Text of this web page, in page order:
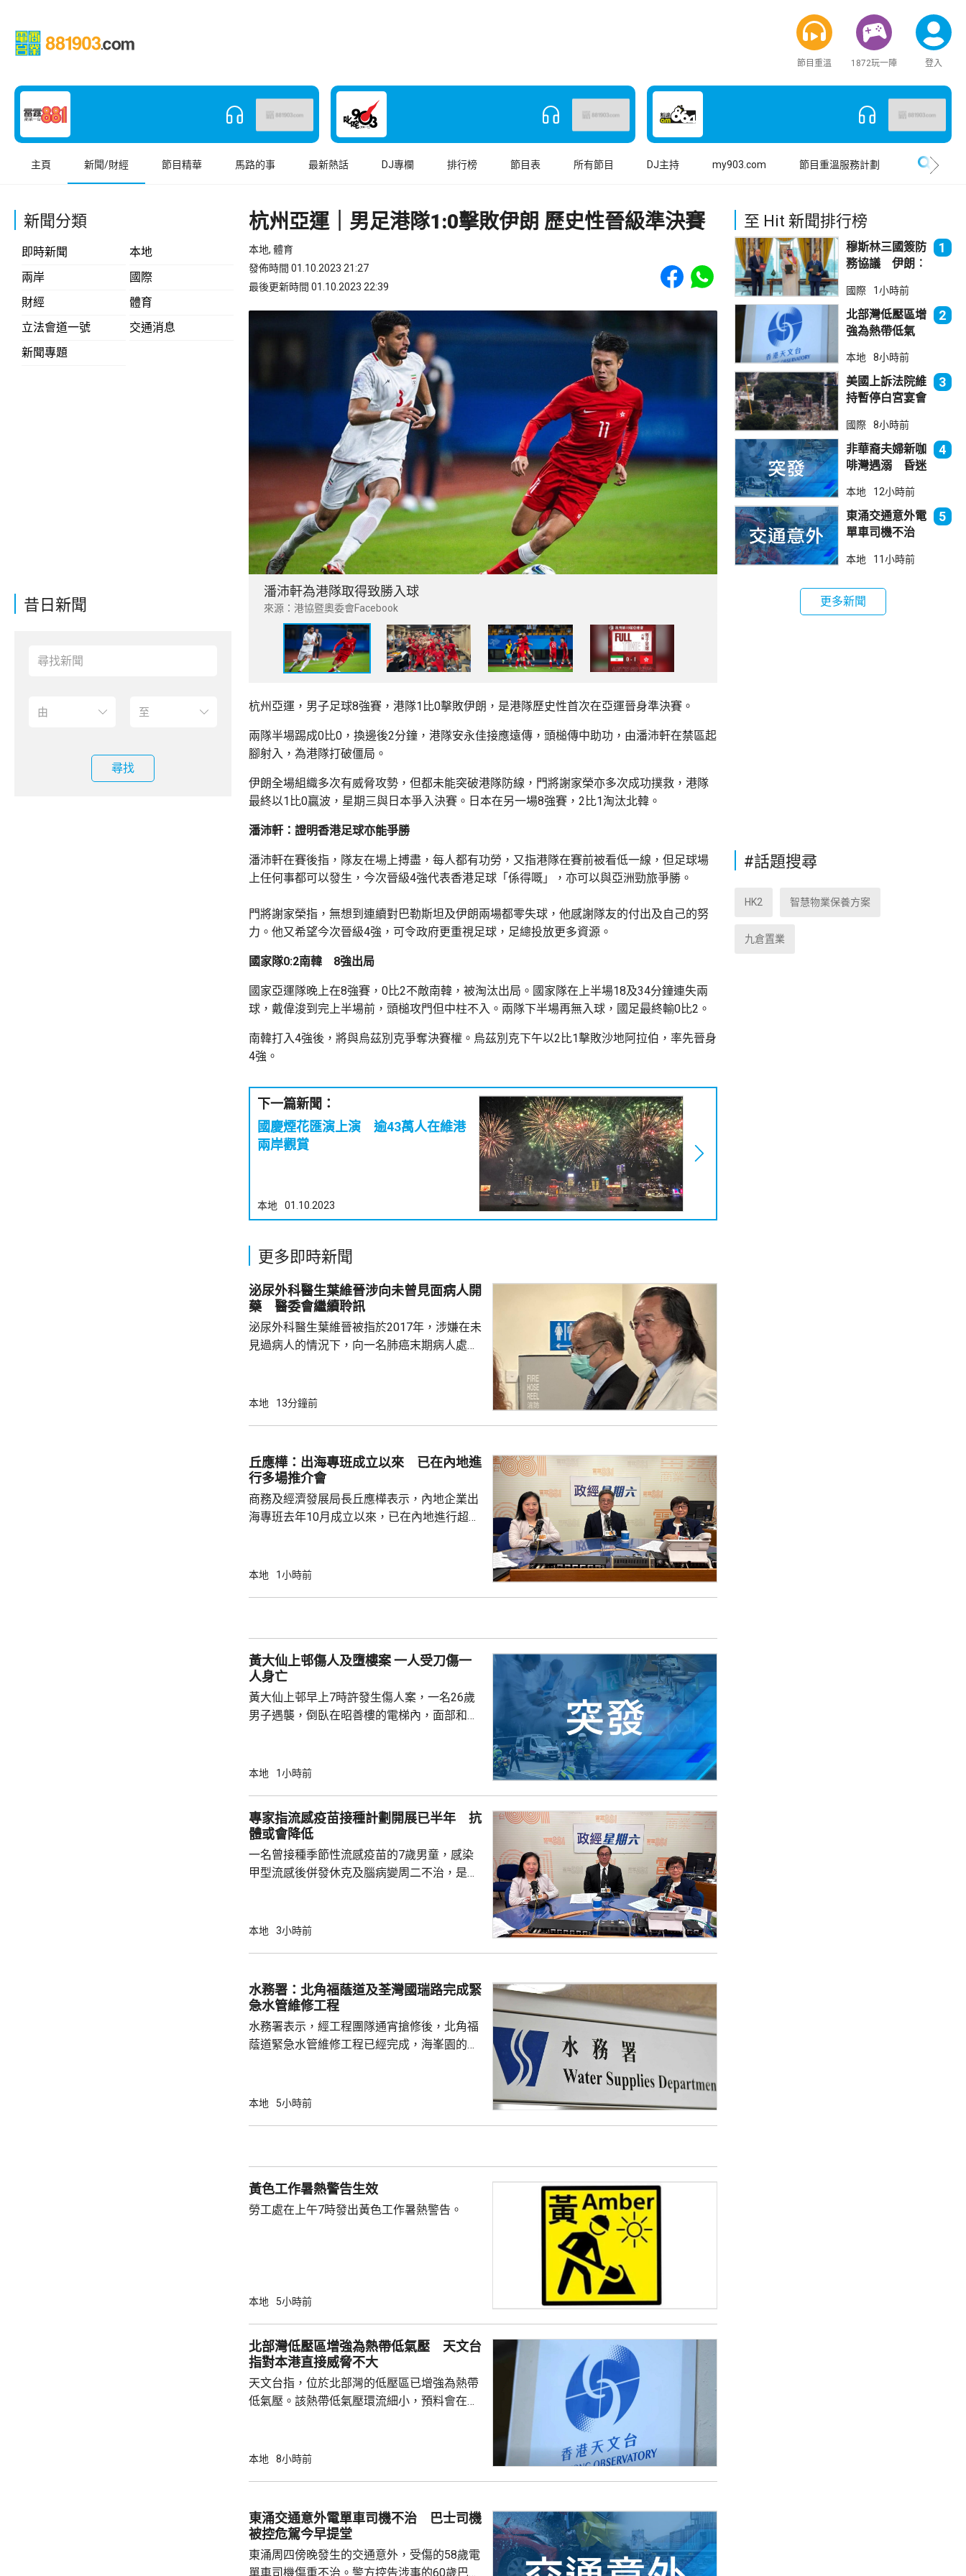
節目重溫 1872玩一陣 登入
主頁 新聞/財經 節目精華 馬路的事 最新熱話 DJ專欄 排行榜 節目表 所有節目 DJ主持 my903.com 節目重溫服務計劃
新聞分類
即時新聞
本地
兩岸
國際
財經
體育
立法會道一號
交通消息
新聞專題
昔日新聞
尋找
杭州亞運｜男足港隊1:0擊敗伊朗 歷史性晉級準決賽
本地, 體育
發佈時間 01.10.2023 21:27
最後更新時間 01.10.2023 22:39
Share to Facebook
Share to WhatsApp
潘沛軒為港隊取得致勝入球
來源：港協暨奧委會Facebook
杭州亞運，男子足球8強賽，港隊1比0擊敗伊朗，是港隊歷史性首次在亞運晉身準決賽。
兩隊半場踢成0比0，換邊後2分鐘，港隊安永佳接應遠傳，頭槌傳中助功，由潘沛軒在禁區起
腳射入，為港隊打破僵局。
伊朗全場組織多次有威脅攻勢，但都未能突破港隊防線，門將謝家榮亦多次成功撲救，港隊
最終以1比0贏波，星期三與日本爭入決賽。日本在另一場8強賽，2比1淘汰北韓。
潘沛軒：證明香港足球亦能爭勝
潘沛軒在賽後指，隊友在場上搏盡，每人都有功勞，又指港隊在賽前被看低一線，但足球場
上任何事都可以發生，今次晉級4強代表香港足球「係得嘅」，亦可以與亞洲勁旅爭勝。
門將謝家榮指，無想到連續對巴勒斯坦及伊朗兩場都零失球，他感謝隊友的付出及自己的努
力。他又希望今次晉級4強，可令政府更重視足球，足總投放更多資源。
國家隊0:2南韓 8強出局
國家亞運隊晚上在8強賽，0比2不敵南韓，被淘汰出局。國家隊在上半場18及34分鐘連失兩
球，戴偉浚到完上半場前，頭槌攻門但中柱不入。兩隊下半場再無入球，國足最終輸0比2。
南韓打入4強後，將與烏茲別克爭奪決賽權。烏茲別克下午以2比1擊敗沙地阿拉伯，率先晉身
4強。
下一篇新聞：
國慶煙花匯演上演 逾43萬人在維港
兩岸觀賞
本地 01.10.2023
更多即時新聞
泌尿外科醫生葉維晉涉向未曾見面病人開
藥 醫委會繼續聆訊
泌尿外科醫生葉維晉被指於2017年，涉嫌在未
見過病人的情況下，向一名肺癌末期病人處方
今日繼續傳召證人。 當年在「吉舒達」藥廠工
以前，已向他查詢「吉舒達」的資訊，他曾和
葉維晉就小細胞肺癌治療的早期臨床試驗結
本地 13分鐘前
丘應樺：出海專班成立以來 已在內地進
行多場推介會
商務及經濟發展局長丘應樺表示，內地企業出
海專班去年10月成立以來，已在內地進行超過
時，亦已帶同內地及香港企業隨團，簽訂96份
總部或公司，並在香港作籌融資，相信對香港
整體經濟有幫助，他下周出訪馬來...
本地 1小時前
黃大仙上邨傷人及墮樓案 一人受刀傷一
人身亡
黃大仙上邨早上7時許發生傷人案，一名26歲
男子遇襲，倒臥在昭善樓的電梯內，面部和全
救，他送院時清醒。 約7分鐘後，警方再接獲
別將案件列「傷人」及「自殺」案，正調查兩
宗案件是否有關。
本地 1小時前
專家指流感疫苗接種計劃開展已半年 抗
體或會降低
一名曾接種季節性流感疫苗的7歲男童，感染
甲型流感後併發休克及腦病變周二不治，是本
系名譽臨床副教授關日華認為是個別事件，形
的抗體會降低，亦要視乎病人本身有否先天性
問題，令免疫力減弱。 衞生防護中心指截至7
本地 3小時前
水務署：北角福蔭道及荃灣國瑞路完成緊
急水管維修工程
水務署表示，經工程團隊通宵搶修後，北角福
蔭道緊急水管維修工程已經完成，海峯園的食
應於凌晨4時起陸續恢復正常。
本地 5小時前
黃色工作暑熱警告生效
勞工處在上午7時發出黃色工作暑熱警告。
本地 5小時前
北部灣低壓區增強為熱帶低氣壓 天文台
指對本港直接威脅不大
天文台指，位於北部灣的低壓區已增強為熱帶
低氣壓。該熱帶低氣壓環流細小，預料會在今
採取靠近廣東沿岸的路徑，否則需要發出一號
本地 8小時前
東涌交通意外電單車司機不治 巴士司機
被控危駕今早提堂
東涌周四傍晚發生的交通意外，受傷的58歲電
單車司機傷重不治。警方控告涉事的60歲巴士
至 Hit 新聞排行榜
穆斯林三國簽防
務協議 伊朗︰
安全
1
國際 1小時前
北部灣低壓區增
強為熱帶低氣
本港直接威脅不
大
2
本地 8小時前
美國上訴法院維
持暫停白宮宴會
3
國際 8小時前
非華裔夫婦新咖
啡灣遇溺 昏迷
4
本地 12小時前
東涌交通意外電
單車司機不治
駕今早提堂
5
本地 11小時前
更多新聞
#話題搜尋
HK2 智慧物業保養方案
九倉置業